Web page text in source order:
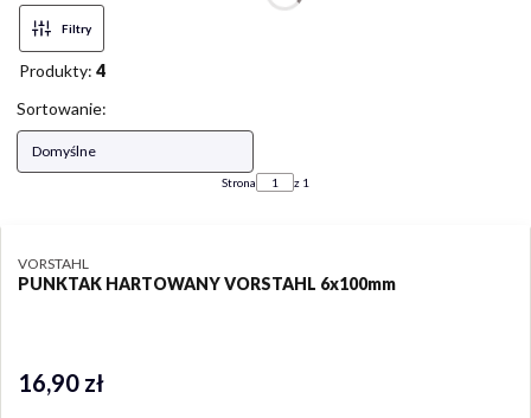
Filtry
Produkty: 4
Lista produktów
Sortowanie:
Domyślne
Strona z 1
PUNKTAK HARTOWANY VORSTAHL 6x100mm
PRODUCENT
VORSTAHL
Cena
16,90 zł